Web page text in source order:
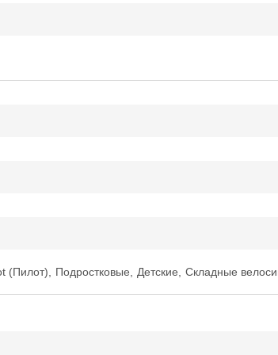
(Пилот) Подростковые Детские Складные